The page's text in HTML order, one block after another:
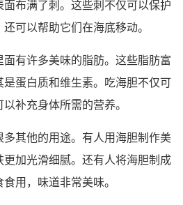
布满了刺。这些刺不仅可以保护
可以帮助它们在海底移动。
有许多美味的脂肪。这些脂肪富
蛋白质和维生素。吃海胆不仅可
补充身体所需的营养。
其他的用途。有人用海胆制作美
加光滑细腻。还有人将海胆制成
用，味道非常美味。